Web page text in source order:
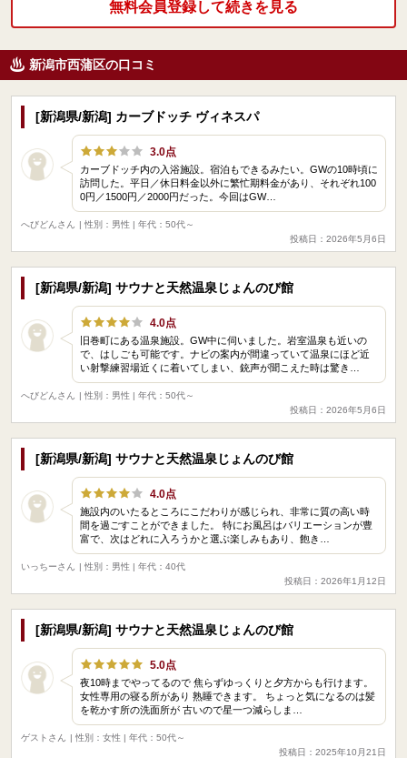
無料会員登録して続きを見る
新潟市西蒲区の口コミ
[新潟県/新潟] カーブドッチ ヴィネスパ
3.0点
カーブドッチ内の入浴施設。宿泊もできるみたい。GWの10時頃に
訪問した。平日／休日料金以外に繁忙期料金があり、それぞれ100
0円／1500円／2000円だった。今回はGW…
へびどんさん
| 性別：男性 | 年代：50代～
投稿日：2026年5月6日
[新潟県/新潟] サウナと天然温泉じょんのび館
4.0点
旧巻町にある温泉施設。GW中に伺いました。岩室温泉も近いの
で、はしごも可能です。ナビの案内が間違っていて温泉にほど近
い射撃練習場近くに着いてしまい、銃声が聞こえた時は驚き…
へびどんさん
| 性別：男性 | 年代：50代～
投稿日：2026年5月6日
[新潟県/新潟] サウナと天然温泉じょんのび館
4.0点
​施設内のいたるところにこだわりが感じられ、非常に質の高い時
間を過ごすことができました。 ​特にお風呂はバリエーションが豊
富で、次はどれに入ろうかと選ぶ楽しみもあり、飽き…
いっちーさん
| 性別：男性 | 年代：40代
投稿日：2026年1月12日
[新潟県/新潟] サウナと天然温泉じょんのび館
5.0点
夜10時までやってるので 焦らずゆっくりと夕方からも行けます。
女性専用の寝る所があり 熟睡できます。 ちょっと気になるのは髪
を乾かす所の洗面所が 古いので星一つ減らしま…
ゲストさん
| 性別：女性 | 年代：50代～
投稿日：2025年10月21日